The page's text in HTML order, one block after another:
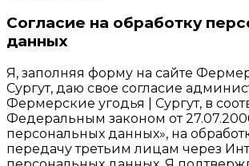
Согласие на обработку
данных
Я, заполняя форму на сайте
Сургут, даю свое согласие
Фермерские угодья | Сургут, в
Федеральным законом от
персональных данных», на
передачу третьим лицам через